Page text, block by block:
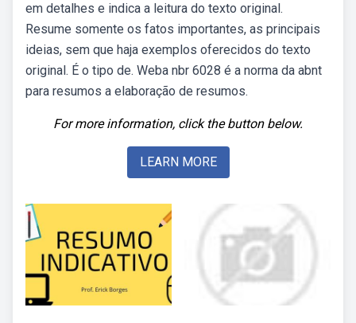
em detalhes e indica a leitura do texto original.
Resume somente os fatos importantes, as principais
ideias, sem que haja exemplos oferecidos do texto
original. É o tipo de. Weba nbr 6028 é a norma da abnt
para resumos a elaboração de resumos.
For more information, click the button below.
LEARN MORE